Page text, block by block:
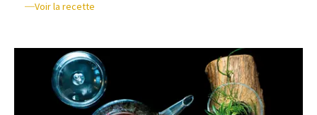
Voir la recette